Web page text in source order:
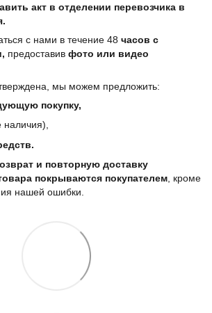
акт в отделении перевозчика в
с нами в течение 48 часов с
предоставив фото или видео
мы можем предложить:
покупку,
наличия),
и повторную доставку
покрываются покупателем , кроме
нашей ошибки.